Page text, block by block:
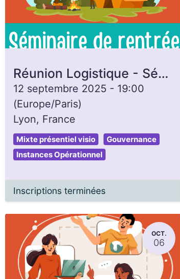
Réunion Logistique - Séminaire de rentrée
12 septembre 2025 - 19:00
(Europe/Paris)
Lyon, France
Mixte présentiel visio
Gouvernance
Instances Opérationnel
Inscriptions terminées
OCT.
06